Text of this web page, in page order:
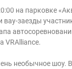
на парковке
вау-заезды
VRAlliance.
необычное шоу.